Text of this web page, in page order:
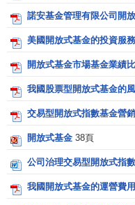
諾安基金管理有限公司開
美國開放式基金的投資服務
開放式基金市場基金業績
我國股票型開放式基金的
交易型開放式指數基金營
開放式基金 38頁
公司治理交易型開放式指
我國開放式基金的運營費